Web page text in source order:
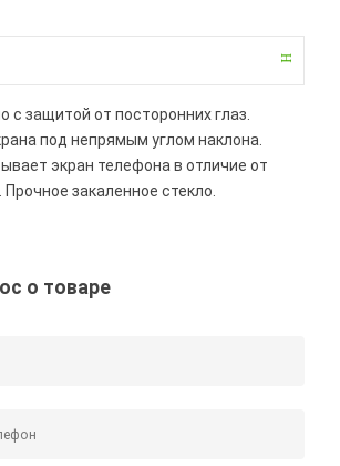
с защитой от посторонних глаз.
под непрямым углом наклона.
экран телефона в отличие от
закаленное стекло.
о товаре